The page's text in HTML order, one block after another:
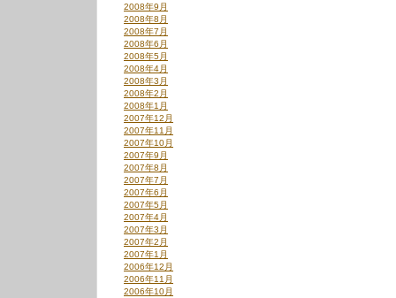
2008年9月
2008年8月
2008年7月
2008年6月
2008年5月
2008年4月
2008年3月
2008年2月
2008年1月
2007年12月
2007年11月
2007年10月
2007年9月
2007年8月
2007年7月
2007年6月
2007年5月
2007年4月
2007年3月
2007年2月
2007年1月
2006年12月
2006年11月
2006年10月